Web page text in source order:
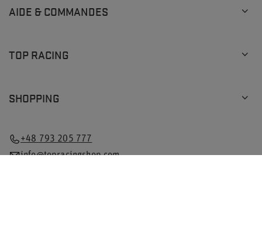
AIDE & COMMANDES
TOP RACING
SHOPPING
+48 793 205 777
info@topracingshop.com